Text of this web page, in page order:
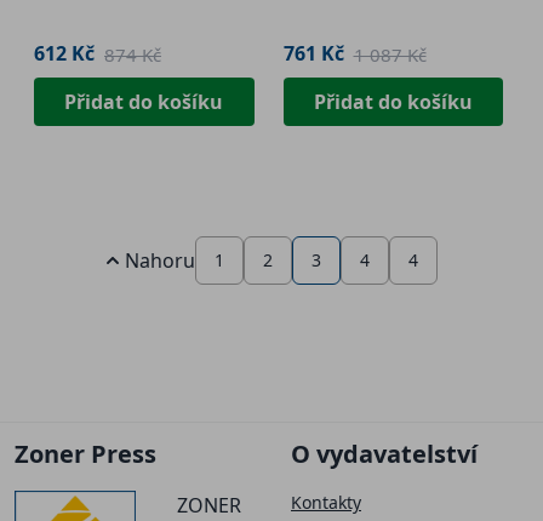
612 Kč 874 Kč
Přidat do košíku
761 Kč 1 087 Kč
Přidat do košíku
Nahoru 1 2 3 4 4
Zoner Press
ZONER
O vydavatelství
Kontakty